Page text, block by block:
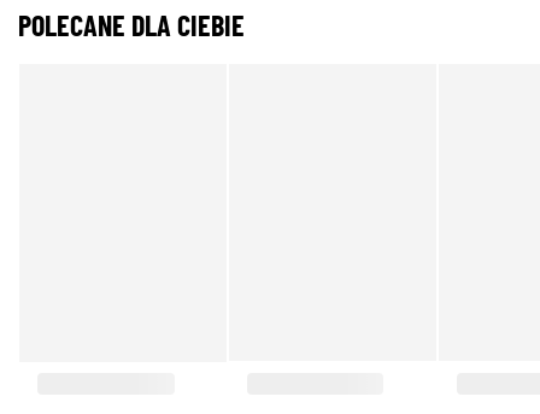
POLECANE DLA CIEBIE